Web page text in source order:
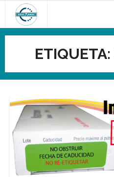
contenido
ETIQUETA: